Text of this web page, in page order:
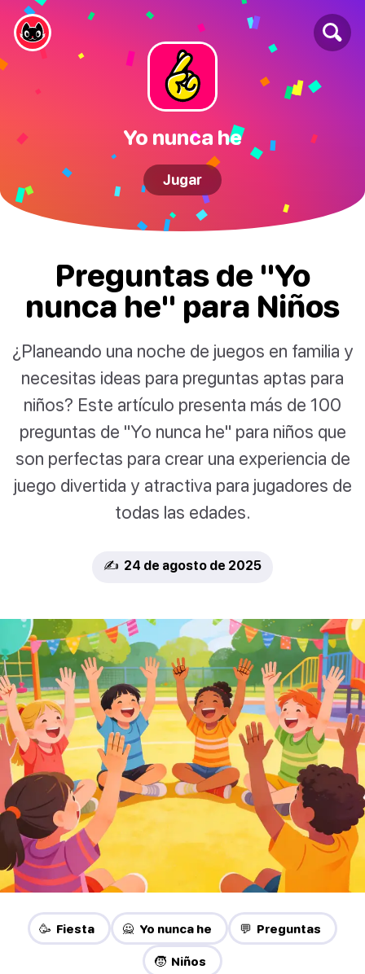
Yo nunca he
Jugar
Preguntas de "Yo
nunca he" para Niños
¿Planeando una noche de juegos en familia y
necesitas ideas para preguntas aptas para
niños? Este artículo presenta más de 100
preguntas de "Yo nunca he" para niños que
son perfectas para crear una experiencia de
juego divertida y atractiva para jugadores de
todas las edades.
✍️ 24 de agosto de 2025
🥳 Fiesta 🙅 Yo nunca he 💬 Preguntas
🧒 Niños